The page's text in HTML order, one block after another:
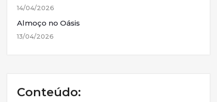
14/04/2026
Almoço no Oásis
13/04/2026
Conteúdo: